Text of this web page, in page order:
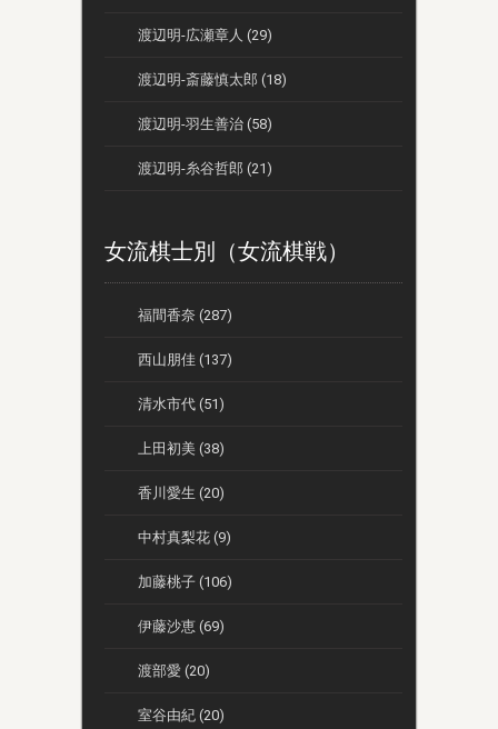
渡辺明-広瀬章人 (29)
渡辺明-斎藤慎太郎 (18)
渡辺明-羽生善治 (58)
渡辺明-糸谷哲郎 (21)
女流棋士別（女流棋戦）
福間香奈 (287)
西山朋佳 (137)
清水市代 (51)
上田初美 (38)
香川愛生 (20)
中村真梨花 (9)
加藤桃子 (106)
伊藤沙恵 (69)
渡部愛 (20)
室谷由紀 (20)